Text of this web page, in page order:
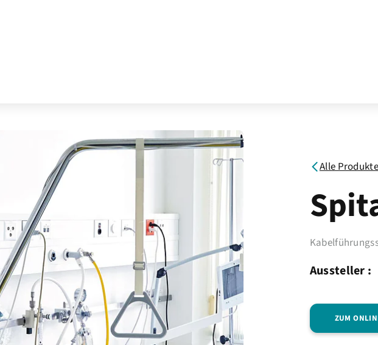
Alle Produkte
Aussteller :
ZUM